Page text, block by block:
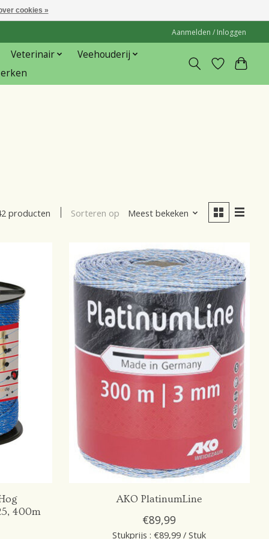
Aanmelden / Inloggen
Veterinair
Veehouderij
producten Sorteren op Meest bekeken
400m
AKO PlatinumLine
€89,99
Stukprijs : €89,99 / Stuk
cookies »